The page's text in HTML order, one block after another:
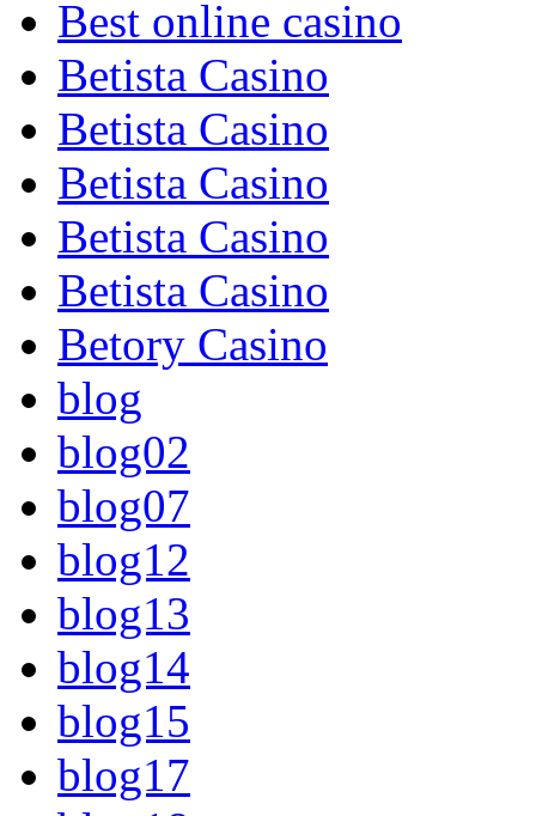
Best online casino
Betista Casino
Betista Casino
Betista Casino
Betista Casino
Betista Casino
Betory Casino
blog
blog02
blog07
blog12
blog13
blog14
blog15
blog17